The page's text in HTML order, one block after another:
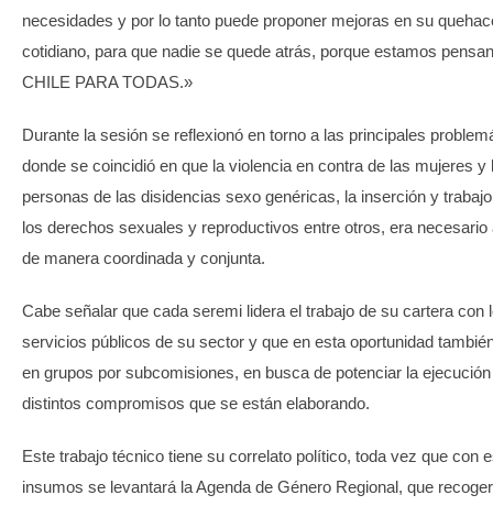
necesidades y por lo tanto puede proponer mejoras en su
cotidiano, para que nadie se quede atrás, porque estamos
CHILE PARA TODAS.»
Durante la sesión se reflexionó en torno a las principales
donde se coincidió en que la violencia en contra de las mujeres y
personas de las disidencias sexo genéricas, la inserción y
los derechos sexuales y reproductivos entre otros, era necesario
de manera coordinada y conjunta.
Cabe señalar que cada seremi lidera el trabajo de su cartera con
servicios públicos de su sector y que en esta oportunidad
en grupos por subcomisiones, en busca de potenciar la
distintos compromisos que se están elaborando.
Este trabajo técnico tiene su correlato político, toda vez que con
insumos se levantará la Agenda de Género Regional, que